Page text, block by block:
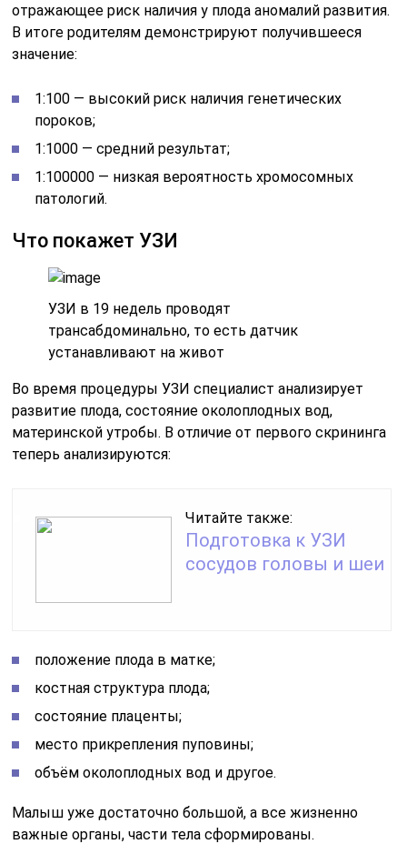
отражающее риск наличия у плода аномалий развития.
В итоге родителям демонстрируют получившееся
значение:
1:100 — высокий риск наличия генетических
пороков;
1:1000 — средний результат;
1:100000 — низкая вероятность хромосомных
патологий.
Что покажет УЗИ
УЗИ в 19 недель проводят
трансабдоминально, то есть датчик
устанавливают на живот
Во время процедуры УЗИ специалист анализирует
развитие плода, состояние околоплодных вод,
материнской утробы. В отличие от первого скрининга
теперь анализируются:
Читайте также:
Подготовка к УЗИ
сосудов головы и шеи
положение плода в матке;
костная структура плода;
состояние плаценты;
место прикрепления пуповины;
объём околоплодных вод и другое.
Малыш уже достаточно большой, а все жизненно
важные органы, части тела сформированы.